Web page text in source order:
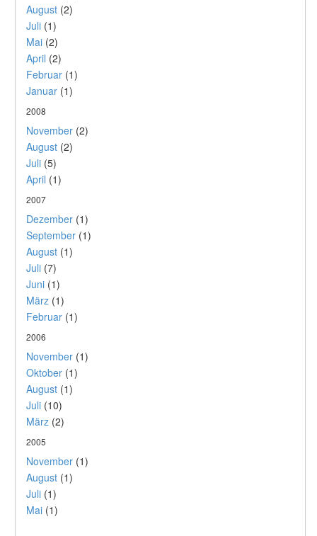
August (2)
Juli (1)
Mai (2)
April (2)
Februar (1)
Januar (1)
2008
November (2)
August (2)
Juli (5)
April (1)
2007
Dezember (1)
September (1)
August (1)
Juli (7)
Juni (1)
März (1)
Februar (1)
2006
November (1)
Oktober (1)
August (1)
Juli (10)
März (2)
2005
November (1)
August (1)
Juli (1)
Mai (1)